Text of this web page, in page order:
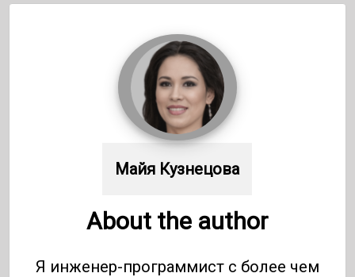
Майя Кузнецова
About the author
Я инженер-программист с более чем